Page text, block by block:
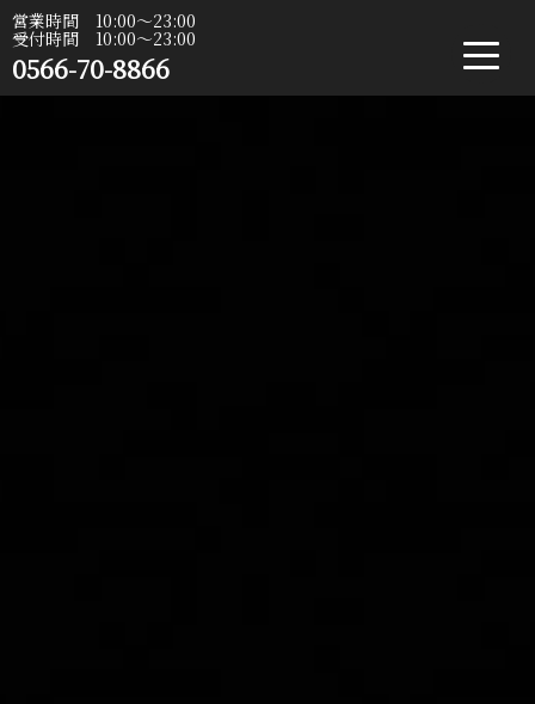
営業時間 10:00〜23:00
受付時間 10:00〜23:00
0566-70-8866